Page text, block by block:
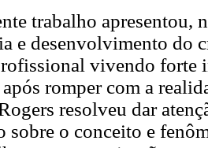
trabalho apresentou,
e desenvolvimento do
vivendo forte
romper com a
resolveu dar
sobre o conceito e